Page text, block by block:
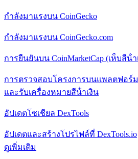
กําลังมาแรงบน CoinGecko
กําลังมาแรงบน CoinGecko.com
การยืนยันบน CoinMarketCap (เห็บสีน้ํา
การตรวจสอบโครงการบนแพลตฟอร์ม
และรับเครื่องหมายสีน้ําเงิน
อัปเดตโซเชียล DexTools
อัปเดตและสร้างโปรไฟล์ที่ DexTools.io
ดูเพิ่มเติม